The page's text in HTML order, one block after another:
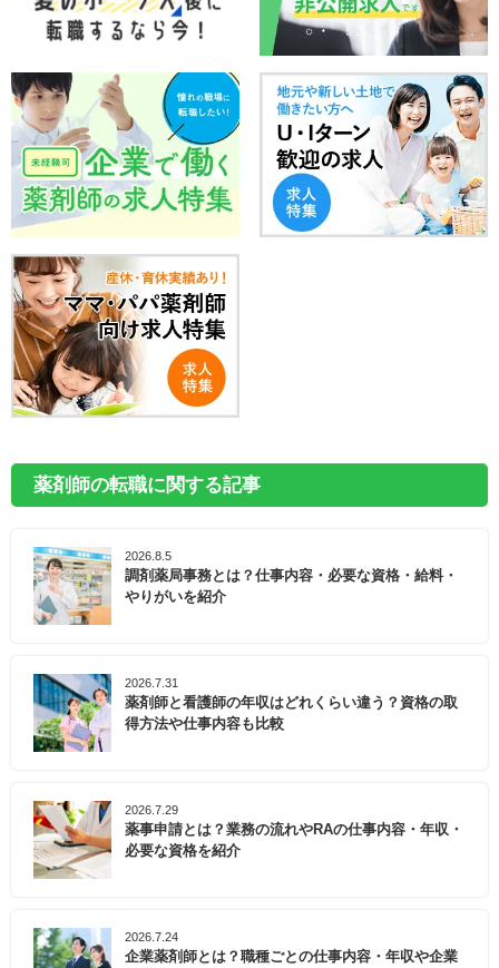
薬剤師の転職に関する記事
2026.8.5
調剤薬局事務とは？仕事内容・必要な資格・給料・
やりがいを紹介
2026.7.31
薬剤師と看護師の年収はどれくらい違う？資格の取
得方法や仕事内容も比較
2026.7.29
薬事申請とは？業務の流れやRAの仕事内容・年収・
必要な資格を紹介
2026.7.24
企業薬剤師とは？職種ごとの仕事内容・年収や企業